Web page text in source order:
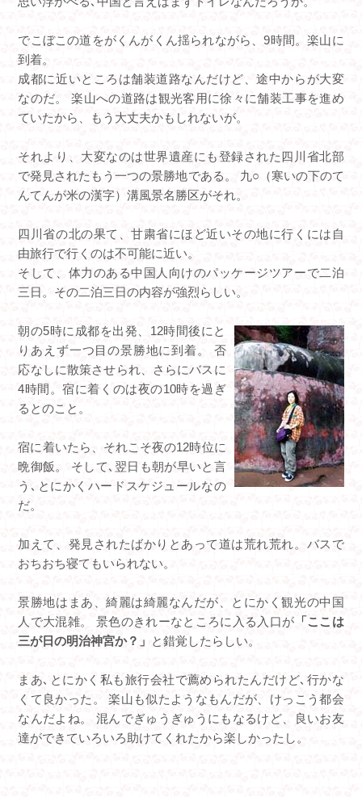
でこぼこの道をがくんがくん揺られながら、9時間。楽山に
到着。
成都に近いところは舗装道路なんだけど、途中からが大変
なのだ。 楽山への道路は観光客用に徐々に舗装工事を進め
ていたから、もう大丈夫かもしれないが。
それより、大変なのは世界遺産にも登録された四川省北部
で発見されたもう一つの景勝地である。 九○（寒いの下のて
んてんが米の漢字）溝風景名勝区がそれ。
四川省の北の果て、甘粛省にほど近いその地に行くには自
由旅行で行くのは不可能に近い。
そして、体力のある中国人向けのパッケージツアーで二泊
三日。その二泊三日の内容が強烈らしい。
朝の5時に成都を出発、12時間後にと
りあえず一つ目の景勝地に到着。 否
応なしに散策させられ、さらにバスに
4時間。宿に着くのは夜の10時を過ぎ
るとのこと。
宿に着いたら、それこそ夜の12時位に
晩御飯。 そして､翌日も朝が早いと言
う､とにかくハードスケジュールなの
だ。
加えて、発見されたばかりとあって道は荒れ荒れ。バスで
おちおち寝てもいられない。
景勝地はまあ、綺麗は綺麗なんだが、とにかく観光の中国
人で大混雑。 景色のきれーなところに入る入口が 「ここは
三が日の明治神宮か？」 と錯覚したらしい。
まあ､とにかく私も旅行会社で薦められたんだけど､行かな
くて良かった。 楽山も似たようなもんだが、けっこう都会
なんだよね。 混んでぎゅうぎゅうにもなるけど、良いお友
達ができていろいろ助けてくれたから楽しかったし。